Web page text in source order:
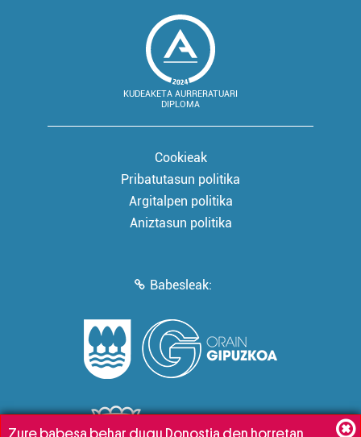
KUDEAKETA AURRERATUARI
DIPLOMA
Cookieak
Pribatutasun politika
Argitalpen politika
Aniztasun politika
Babesleak:
Zure babesa behar dugu Donostia den horretan